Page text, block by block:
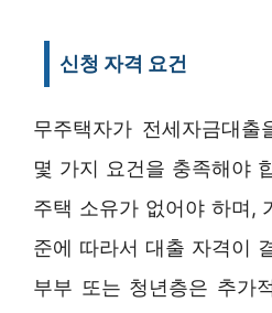
신청 자격 요건
무주택자가 전세자금대
몇 가지 요건을 충족해야
주택 소유가 없어야 하며,
준에 따라서 대출 자격이
부부 또는 청년층은 추가